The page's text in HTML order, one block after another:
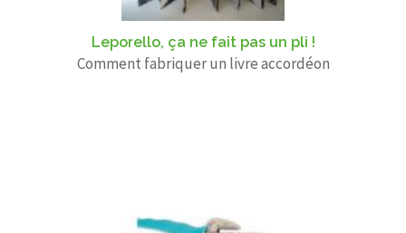
Leporello, ça ne fait pas un pli !
Comment fabriquer un livre accordéon